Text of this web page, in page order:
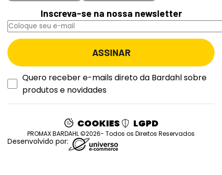
Inscreva-se na nossa newsletter
Quero receber e-mails direto da Bardahl sobre
produtos e novidades
COOKIES LGPD
PROMAX BARDAHL ©2026- Todos os Direitos Reservados
Desenvolvido por: